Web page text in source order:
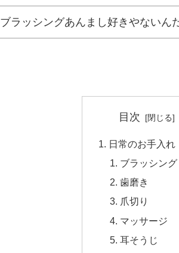
ブラッシングあんまし好きやないん
目次
日常のお手入れ
ブラッシング
歯磨き
爪切り
マッサージ
耳そうじ